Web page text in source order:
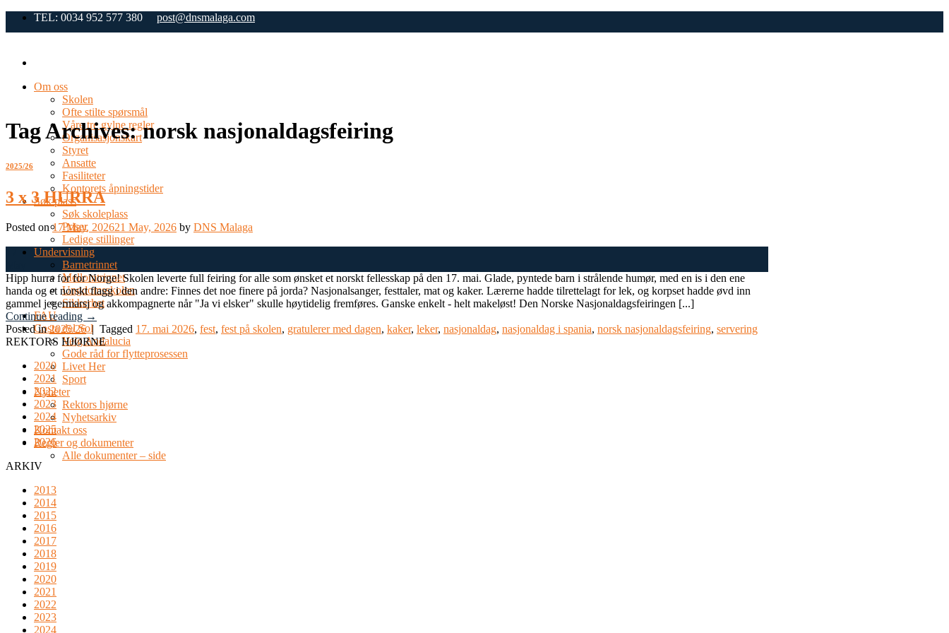
Skip
TEL: 0034 952 577 380 post@dnsmalaga.com
Om oss
Skolen
Ofte stilte spørsmål
Våre tre gylne regler
Organisasjonskart
Styret
Ansatte
Fasiliteter
Kontorets åpningstider
Søk plass
Søk skoleplass
Priser
Ledige stillinger
Undervisning
Barnetrinnet
Mellomtrinnet
Ungdomsskolen
Sikkerhet
FAU
Costa del Sol
Velg Andalucia
Gode råd for flytteprosessen
Livet Her
Sport
Nyheter
Rektors hjørne
Nyhetsarkiv
Kontakt oss
Regler og dokumenter
Alle dokumenter – side
Tag Archives:norsk nasjonaldagsfeiring
2025/26
3 x 3 HURRA
Posted on17 May, 202621 May, 2026 by DNS Malaga
Hipp hurra for for Norge! Skolen leverte full feiring for alle som ønsket et norskt fellesskap på den 17. mai. Glade, pyntede barn i strålende humør, med en is i den ene
handa og et norskt flagg i den andre: Finnes det noe finere på jorda? Nasjonalsanger, festtaler, mat og kaker. Lærerne hadde tilrettelagt for lek, og korpset hadde øvd inn
gammel jegermarsj og akkompagnerte når "Ja vi elsker" skulle høytidelig fremføres. Ganske enkelt - helt makeløst! Den Norske Nasjonaldagsfeiringen [...]
Continue reading →
Posted in2025/26 | Tagged 17. mai 2026, fest, fest på skolen, gratulerer med dagen, kaker, leker, nasjonaldag, nasjonaldag i spania, norsk nasjonaldagsfeiring, servering
REKTORS HJØRNE
2020
2021
2022
2023
2024
2025
2026
ARKIV
2013
2014
2015
2016
2017
2018
2019
2020
2021
2022
2023
2024